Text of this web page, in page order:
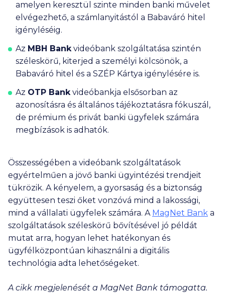
amelyen keresztül szinte minden banki művelet
elvégezhető, a számlanyitástól a Babaváró hitel
igényléséig.
Az MBH Bankvideóbank szolgáltatása szintén
széleskörű, kiterjed a személyi kölcsönök, a
Babaváró hitel és a SZÉP Kártya igénylésére is.
Az OTP Bankvideóbankja elsősorban az
azonosításra és általános tájékoztatásra fókuszál,
de prémium és privát banki ügyfelek számára
megbízások is adhatók.
Összességében a videóbank szolgáltatások
egyértelműen a jövő banki ügyintézési trendjeit
tükrözik. A kényelem, a gyorsaság és a biztonság
együttesen teszi őket vonzóvá mind a lakossági,
mind a vállalati ügyfelek számára. A MagNet Bank a
szolgáltatások széleskörű bővítésével jó példát
mutat arra, hogyan lehet hatékonyan és
ügyfélközpontúan kihasználni a digitális
technológia adta lehetőségeket.
A cikk megjelenését a MagNet Bank támogatta.